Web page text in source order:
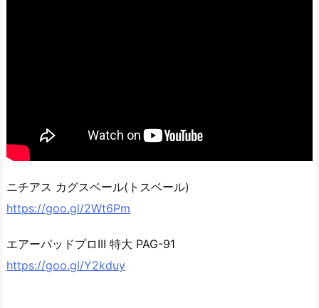
ニチアス カグスベール(トスベール)
https://goo.gl/2Wt6Pm
エアーパッドプロIII 特大 PAG-91
https://goo.gl/Y2kduy